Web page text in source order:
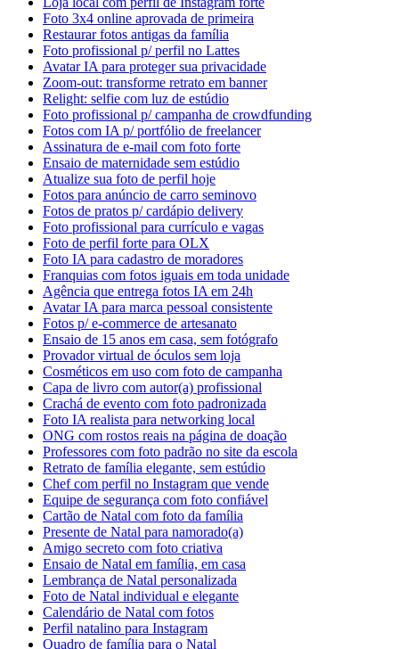
Foto 3x4 online aprovada de primeira
Restaurar fotos antigas da família
Foto profissional p/ perfil no Lattes
Avatar IA para proteger sua privacidade
Zoom-out: transforme retrato em banner
Relight: selfie com luz de estúdio
Foto profissional p/ campanha de crowdfunding
Fotos com IA p/ portfólio de freelancer
Assinatura de e-mail com foto forte
Ensaio de maternidade sem estúdio
Atualize sua foto de perfil hoje
Fotos para anúncio de carro seminovo
Fotos de pratos p/ cardápio delivery
Foto profissional para currículo e vagas
Foto de perfil forte para OLX
Foto IA para cadastro de moradores
Franquias com fotos iguais em toda unidade
Agência que entrega fotos IA em 24h
Avatar IA para marca pessoal consistente
Fotos p/ e-commerce de artesanato
Ensaio de 15 anos em casa, sem fotógrafo
Provador virtual de óculos sem loja
Cosméticos em uso com foto de campanha
Capa de livro com autor(a) profissional
Crachá de evento com foto padronizada
Foto IA realista para networking local
ONG com rostos reais na página de doação
Professores com foto padrão no site da escola
Retrato de família elegante, sem estúdio
Chef com perfil no Instagram que vende
Equipe de segurança com foto confiável
Cartão de Natal com foto da família
Presente de Natal para namorado(a)
Amigo secreto com foto criativa
Ensaio de Natal em família, em casa
Lembrança de Natal personalizada
Foto de Natal individual e elegante
Calendário de Natal com fotos
Perfil natalino para Instagram
Quadro de família para o Natal